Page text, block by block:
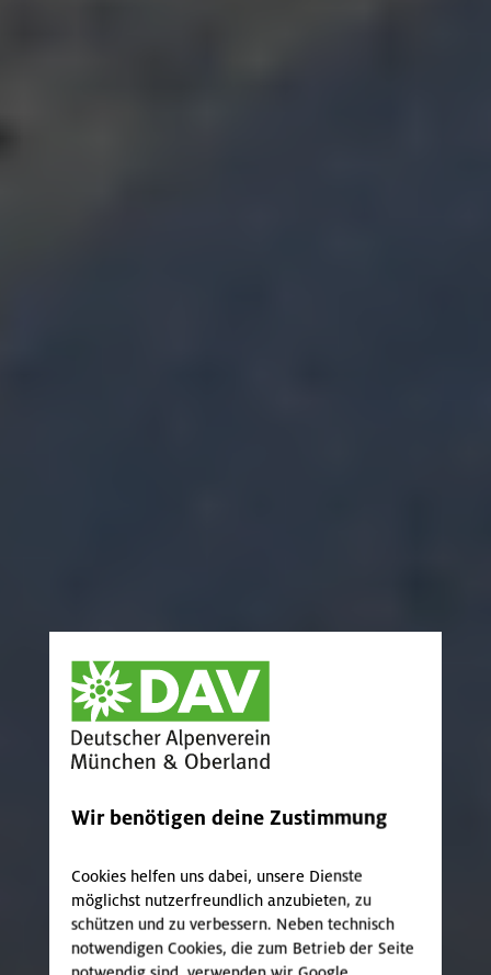
Wir benötigen deine Zustimmung
Cookies helfen uns dabei, unsere Dienste
möglichst nutzerfreundlich anzubieten, zu
schützen und zu verbessern. Neben technisch
notwendigen Cookies, die zum Betrieb der Seite